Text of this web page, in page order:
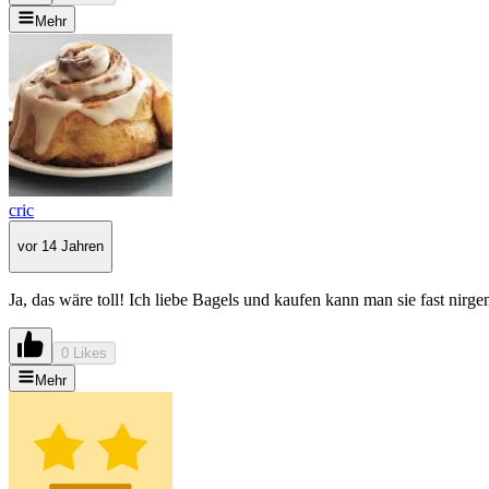
Mehr
cric
vor 14 Jahren
Ja, das wäre toll! Ich liebe Bagels und kaufen kann man sie fast
0 Likes
Mehr